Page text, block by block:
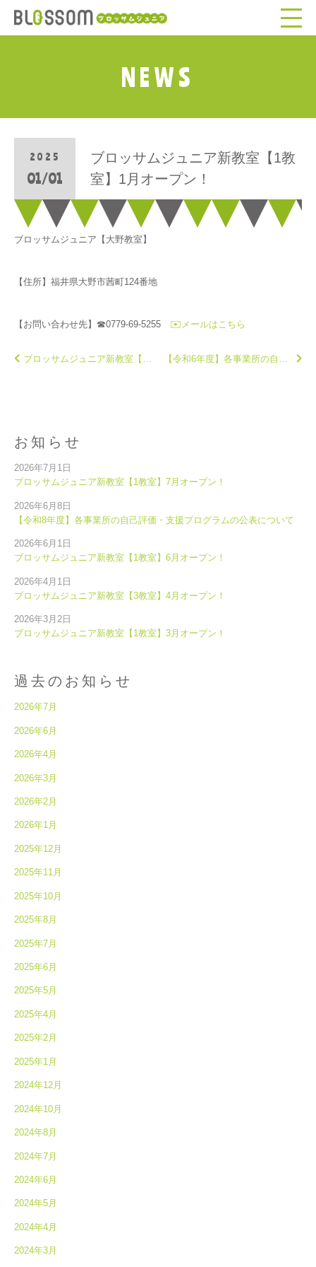
NEWS
2025
01/01
ブロッサムジュニア新教室【1教
室】1月オープン！
ブロッサムジュニア【大野教室】
【住所】福井県大野市茜町124番地
【お問い合わせ先】☎0779-69-5255 ✉️メールはこちら
ブロッサムジュニア新教室【1教室】12月オープン！ 【令和6年度】各事業所の自己評価・支援プログラムの公表について
お知らせ
ブロッサムジュニア新教室【1教室】7月オープン！
2026年7月1日
【令和8年度】各事業所の自己評価・支援プログラムの公表について
2026年6月8日
ブロッサムジュニア新教室【1教室】6月オープン！
2026年6月1日
ブロッサムジュニア新教室【3教室】4月オープン！
2026年4月1日
ブロッサムジュニア新教室【1教室】3月オープン！
2026年3月2日
過去のお知らせ
2026年7月
2026年6月
2026年4月
2026年3月
2026年2月
2026年1月
2025年12月
2025年11月
2025年10月
2025年8月
2025年7月
2025年6月
2025年5月
2025年4月
2025年2月
2025年1月
2024年12月
2024年10月
2024年8月
2024年7月
2024年6月
2024年5月
2024年4月
2024年3月